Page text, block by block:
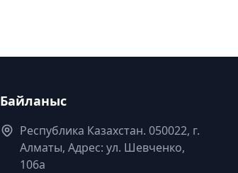
Байланыс
Республика Казахстан. 050022, г.
Алматы, Адрес: ул. Шевченко,
106а